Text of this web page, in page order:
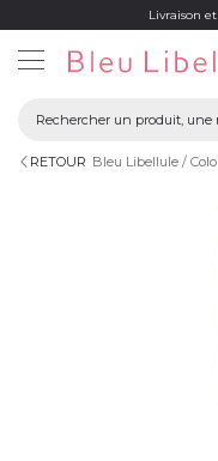
Livraison
RETOUR Bleu Libellule